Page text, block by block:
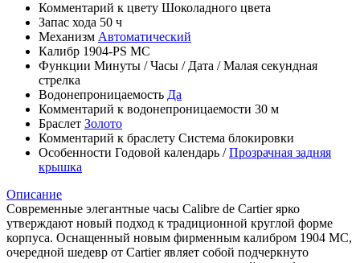
Комментарий к цвету Шоколадного цвета
Запас хода 50 ч
Механизм Автоматический
Калибр 1904-PS MC
Функции Минуты /Часы / Дата /Малая секундная
стрелка
Водонепроницаемость Да
Комментарий к водонепроницаемости 30 м
Браслет Золото
Комментарий к браслету Система блокировки
Особенности Годовой календарь /Прозрачная задняя
крышка
Описание
Современные элегантные часы Calibre de Cartier ярко
утверждают новый подход к традиционной круглой форме
корпуса. Оснащенный новым фирменным калибром 1904 МС,
очередной шедевр от Cartier являет собой подчеркнуто